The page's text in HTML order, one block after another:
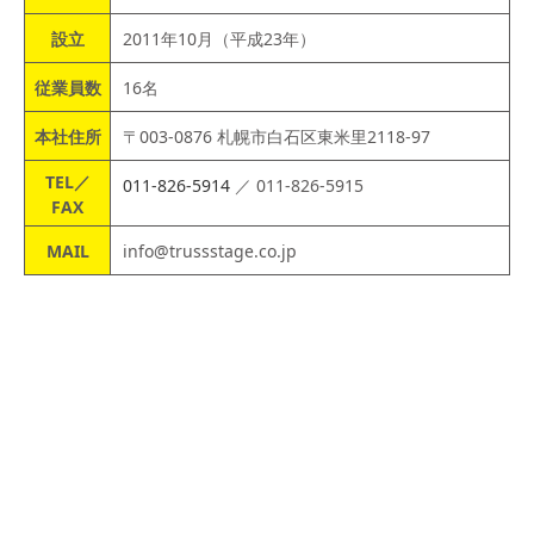
設立 2011年10月（平成23年）
従業員数 16名
本社住所
〒003-0876 札幌市白石区東米里2118-97
TEL／
FAX
011-826-5914 ／ 011-826-5915
MAIL info@trussstage.co.jp